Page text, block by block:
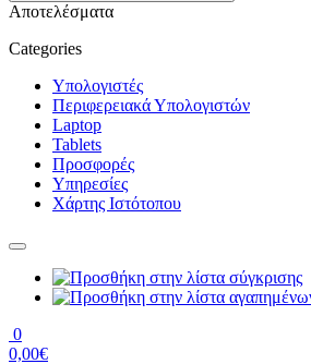
Αποτελέσματα
Categories
Υπολογιστές
Περιφερειακά Υπολογιστών
Laptop
Tablets
Προσφορές
Υπηρεσίες
Χάρτης Ιστότοπου
0
0,00€